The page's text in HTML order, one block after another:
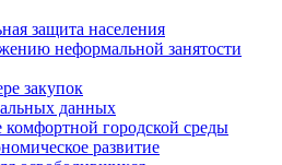
защита населения
неформальной занятости
закупок
данных
городской среды
развитие